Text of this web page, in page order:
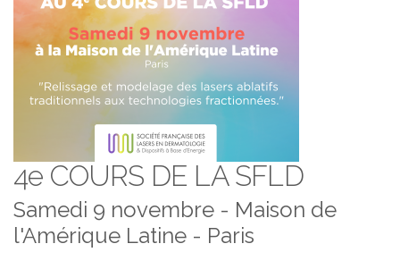
4e COURS DE LA SFLD
Samedi 9 novembre - Maison de
l'Amérique Latine - Paris